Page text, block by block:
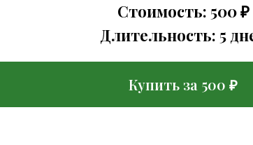
Стоимость: 500 ₽
Длительность: 5
Купить за 500 ₽